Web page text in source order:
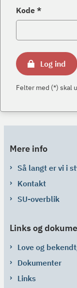
Kode *
Log ind
Felter med (*) skal
Mere info
Så langt er vi i
Kontakt
SU-overblik
Links og
Love og
Dokumenter
Links